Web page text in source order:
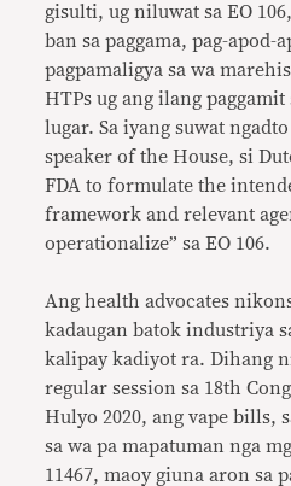
gisulti, ug niluwat sa EO
ban sa paggama, pag-apod-
pagpamaligya sa wa
HTPs ug ang ilang
lugar. Sa iyang suwat
speaker of the House, si
FDA to formulate the
framework and relevant
operationalize” sa EO 106.
Ang health advocates
kadaugan batok industriya
kalipay kadiyot ra. Dihang
regular session sa 18th
Hulyo 2020, ang vape bills,
sa wa pa mapatuman nga
11467, maoy giuna aron sa